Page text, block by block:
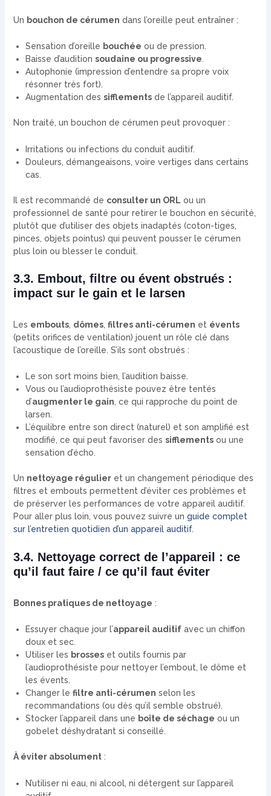
Un bouchon de cérumen dans l’oreille peut entraîner :
Sensation d’oreille bouchée ou de pression.
Baisse d’audition soudaine ou progressive.
Autophonie (impression d’entendre sa propre voix
résonner très fort).
Augmentation des sifflementsde l’appareil auditif.
Non traité, un bouchon de cérumen peut provoquer :
Irritations ou infections du conduit auditif.
Douleurs, démangeaisons, voire vertiges dans certains
cas.
Il est recommandé de consulter un ORL ou un
professionnel de santé pour retirer le bouchon en sécurité,
plutôt que d’utiliser des objets inadaptés (coton-tiges,
pinces, objets pointus) qui peuvent pousser le cérumen
plus loin ou blesser le conduit.
3.3. Embout, filtre ou évent obstrués :
impact sur le gain et le larsen
Les embouts, dômes, filtres anti-cérumen et évents
(petits orifices de ventilation) jouent un rôle clé dans
l’acoustique de l’oreille. S’ils sont obstrués :
Le son sort moins bien, l’audition baisse.
Vous ou l’audioprothésiste pouvez être tentés
d’augmenter le gain, ce qui rapproche du point de
larsen.
L’équilibre entre son direct (naturel) et son amplifié est
modifié, ce qui peut favoriser des sifflementsou une
sensation d’écho.
Un nettoyage régulieret un changement périodique des
filtres et embouts permettent d’éviter ces problèmes et
de préserver les performances de votre appareil auditif.
Pour aller plus loin, vous pouvez suivre un guide complet
sur l’entretien quotidien d’un appareil auditif.
3.4. Nettoyage correct de l’appareil : ce
qu’il faut faire / ce qu’il faut éviter
Bonnes pratiques de nettoyage :
Essuyer chaque jour l’appareil auditifavec un chiffon
doux et sec.
Utiliser les brosseset outils fournis par
l’audioprothésiste pour nettoyer l’embout, le dôme et
les évents.
Changer le filtre anti-cérumen selon les
recommandations (ou dès qu’il semble obstrué).
Stocker l’appareil dans une boîte de séchage ou un
gobelet déshydratant si conseillé.
À éviter absolument:
N’utiliser ni eau, ni alcool, ni détergent sur l’appareil